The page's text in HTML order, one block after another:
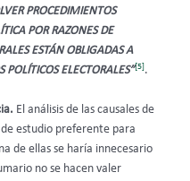
PROCEDIMIENTOS
POR RAZONES DE
ESTÁN OBLIGADAS A
POLÍTICOS ELECTORALES”[5].
El análisis de las causales de
estudio preferente para
de ellas se haría innecesario
no se hacen valer